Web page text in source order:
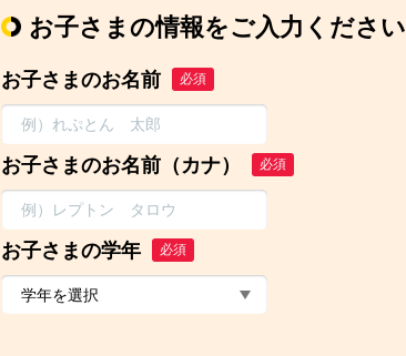
お子さまの情報をご入力ください
お子さまのお名前 必須
お子さまのお名前（カナ） 必須
お子さまの学年 必須